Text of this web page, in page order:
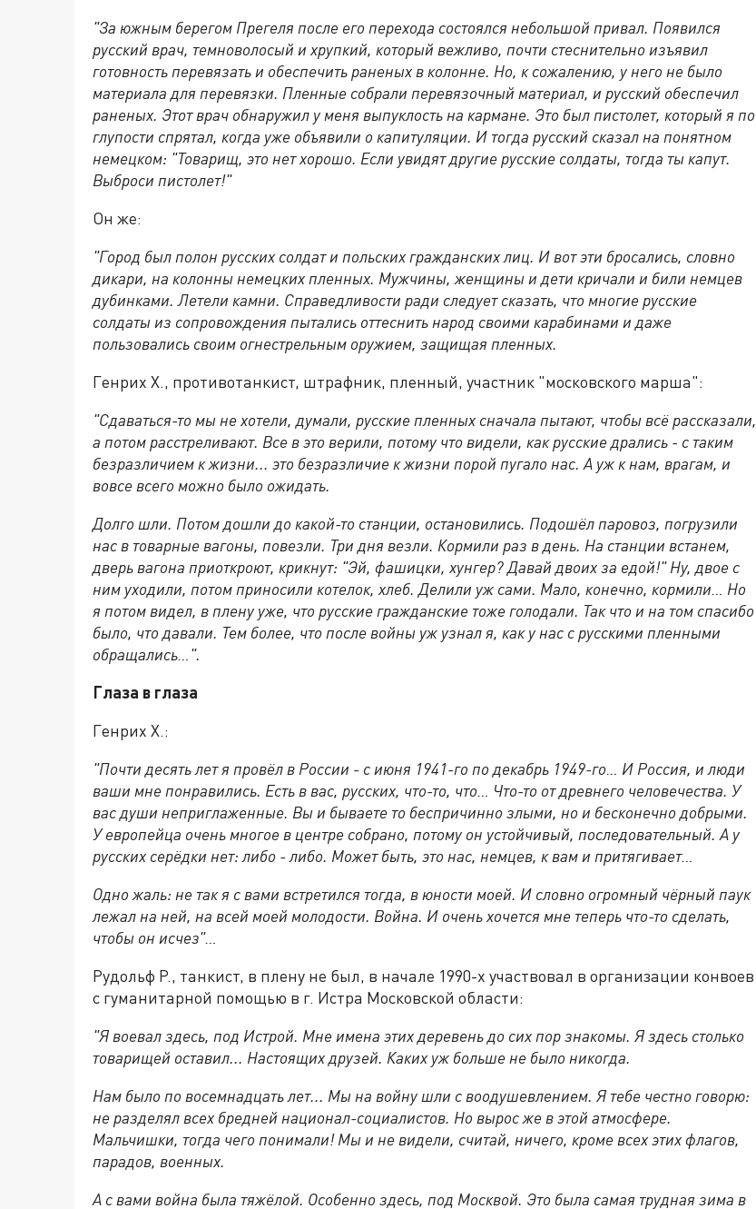
"За южным берегом Прегеля после его перехода состоялся небольшой привал. Появился
русский врач, темноволосый и хрупкий, который вежливо, почти стеснительно изъявил
готовность перевязать и обеспечить раненых в колонне. Но, к сожалению, у него не было
материала для перевязки. Пленные собрали перевязочный материал, и русский обеспечил
раненых. Этот врач обнаружил у меня выпуклость на кармане. Это был пистолет, который я по
глупости спрятал, когда уже объявили о капитуляции. И тогда русский сказал на понятном
немецком: "Товарищ, это нет хорошо. Если увидят другие русские солдаты, тогда ты капут.
Выброси пистолет!"
Он же:
"Город был полон русских солдат и польских гражданских лиц. И вот эти бросались, словно
дикари, на колонны немецких пленных. Мужчины, женщины и дети кричали и били немцев
дубинками. Летели камни. Справедливости ради следует сказать, что многие русские
солдаты из сопровождения пытались оттеснить народ своими карабинами и даже
пользовались своим огнестрельным оружием, защищая пленных.
Генрих Х., противотанкист, штрафник, пленный, участник "московского марша":
"Сдаваться-то мы не хотели, думали, русские пленных сначала пытают, чтобы всё рассказали,
а потом расстреливают. Все в это верили, потому что видели, как русские дрались - с таким
безразличием к жизни... это безразличие к жизни порой пугало нас. А уж к нам, врагам, и
вовсе всего можно было ожидать.
Долго шли. Потом дошли до какой-то станции, остановились. Подошёл паровоз, погрузили
нас в товарные вагоны, повезли. Три дня везли. Кормили раз в день. На станции встанем,
дверь вагона приоткроют, крикнут: "Эй, фашицки, хунгер? Давай двоих за едой!" Ну, двое с
ним уходили, потом приносили котелок, хлеб. Делили уж сами. Мало, конечно, кормили… Но
я потом видел, в плену уже, что русские гражданские тоже голодали. Так что и на том спасибо
было, что давали. Тем более, что после войны уж узнал я, как у нас с русскими пленными
обращались…".
Глаза в глаза
Генрих Х.:
"Почти десять лет я провёл в России - с июня 1941-го по декабрь 1949-го… И Россия, и люди
ваши мне понравились. Есть в вас, русских, что-то, что… Что-то от древнего человечества. У
вас души неприглаженные. Вы и бываете то беспричинно злыми, но и бесконечно добрыми.
У европейца очень многое в центре собрано, потому он устойчивый, последовательный. А у
русских серёдки нет: либо - либо. Может быть, это нас, немцев, к вам и притягивает…
Одно жаль: не так я с вами встретился тогда, в юности моей. И словно огромный чёрный паук
лежал на ней, на всей моей молодости. Война. И очень хочется мне теперь что-то сделать,
чтобы он исчез"…
Рудольф Р., танкист, в плену не был, в начале 1990-х участвовал в организации конвоев
с гуманитарной помощью в г. Истра Московской области:
"Я воевал здесь, под Истрой. Мне имена этих деревень до сих пор знакомы. Я здесь столько
товарищей оставил... Настоящих друзей. Каких уж больше не было никогда.
Нам было по восемнадцать лет... Мы на войну шли с воодушевлением. Я тебе честно говорю:
не разделял всех бредней национал-социалистов. Но вырос же в этой атмосфере.
Мальчишки, тогда чего понимали! Мы и не видели, считай, ничего, кроме всех этих флагов,
парадов, военных.
А с вами война была тяжёлой. Особенно здесь, под Москвой. Это была самая трудная зима в